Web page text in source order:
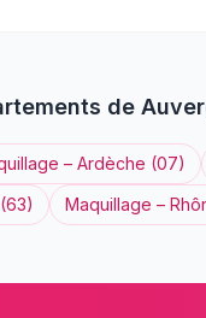
de
– Ardèche (07)
(63) Maquillage –